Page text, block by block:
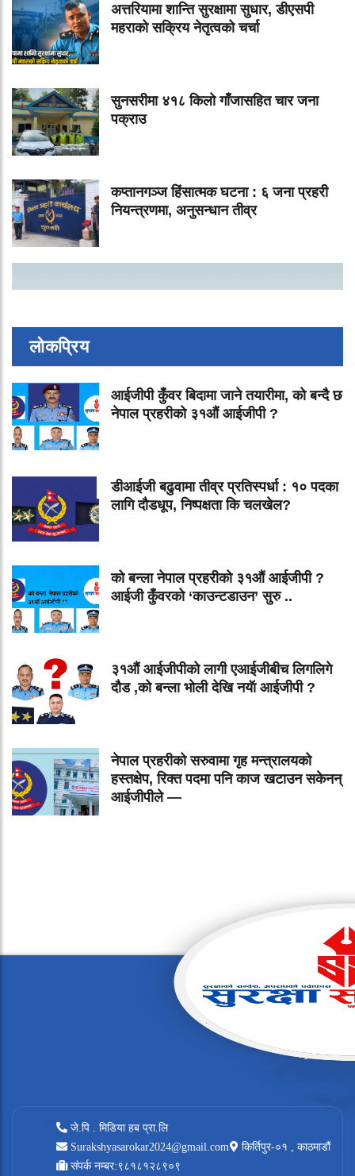
अत्तरियामा शान्ति सुरक्षामा सुधार, डीएसपी
महराको सक्रिय नेतृत्वको चर्चा
सुनसरीमा ४१८ किलो गाँजासहित चार जना
पक्राउ
कप्तानगञ्ज हिंसात्मक घटना : ६ जना प्रहरी
नियन्त्रणमा, अनुसन्धान तीव्र
लोकप्रिय
आईजीपी कुँवर बिदामा जाने तयारीमा, को बन्दै छ
नेपाल प्रहरीको ३१औं आईजीपी ?
डीआईजी बढुवामा तीव्र प्रतिस्पर्धा : १० पदका
लागि दौडधूप, निष्पक्षता कि चलखेल?
को बन्ला नेपाल प्रहरीको ३१औं आईजीपी ?
आईजी कुँवरको ‘काउन्टडाउन’ सुरु ..
३१औं आईजीपीको लागी एआईजीबीच लिगलिगे
दौड ,को बन्ला भोली देखि नयॅा आईजीपी ?
नेपाल प्रहरीको सरुवामा गृह मन्त्रालयको
हस्तक्षेप, रिक्त पदमा पनि काज खटाउन सकेनन्
आईजीपीले —
जे.पि . मिडिया हब प्रा.लि
Surakshyasarokar2024@gmail.com
किर्तिपुर-०१ , काठमाडौं
संपर्क नम्बर:९८१८१२८९०९